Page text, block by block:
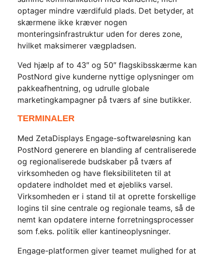
optager mindre værdifuld plads. Det betyder, at
skærmene ikke kræver nogen
monteringsinfrastruktur uden for deres zone,
hvilket maksimerer vægpladsen.
Ved hjælp af to 43″ og 50″ flagskibsskærme kan
PostNord give kunderne nyttige oplysninger om
pakkeafhentning, og udrulle globale
marketingkampagner på tværs af sine butikker.
TERMINALER
Med ZetaDisplays Engage-softwareløsning kan
PostNord generere en blanding af centraliserede
og regionaliserede budskaber på tværs af
virksomheden og have fleksibiliteten til at
opdatere indholdet med et øjebliks varsel.
Virksomheden er i stand til at oprette forskellige
logins til sine centrale og regionale teams, så de
nemt kan opdatere interne forretningsprocesser
som f.eks. politik eller kantineoplysninger.
Engage-platformen giver teamet mulighed for at